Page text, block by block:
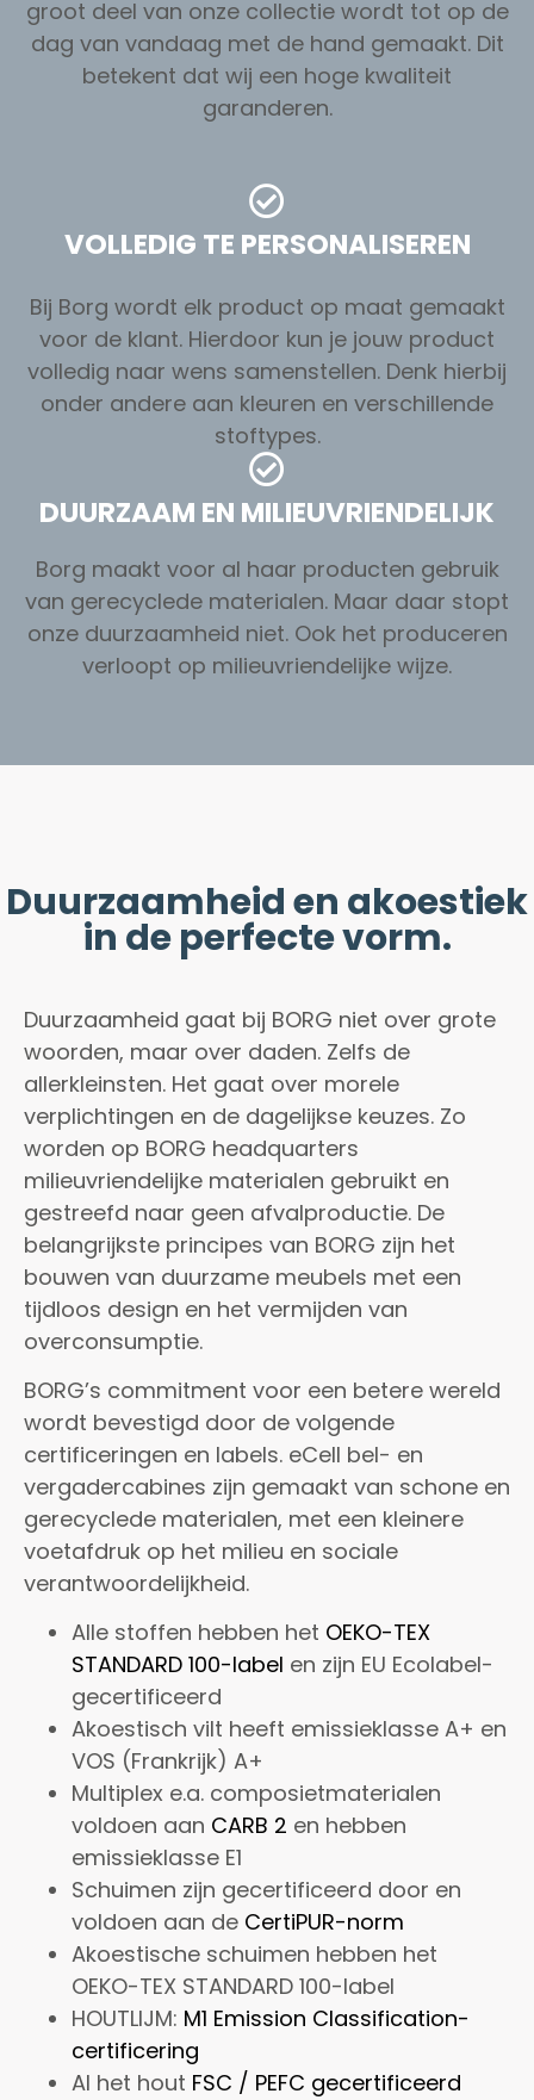
groot deel van onze collectie wordt tot op de
dag van vandaag met de hand gemaakt. Dit
betekent dat wij een hoge kwaliteit
garanderen.
VOLLEDIG TE PERSONALISEREN
Bij Borg wordt elk product op maat gemaakt
voor de klant. Hierdoor kun je jouw product
volledig naar wens samenstellen. Denk hierbij
onder andere aan kleuren en verschillende
stoftypes.
DUURZAAM EN MILIEUVRIENDELIJK
Borg maakt voor al haar producten gebruik
van gerecyclede materialen. Maar daar stopt
onze duurzaamheid niet. Ook het produceren
verloopt op milieuvriendelijke wijze.
Duurzaamheid en akoestiek
in de perfecte vorm.
Duurzaamheid gaat bij BORG niet over grote
woorden, maar over daden. Zelfs de
allerkleinsten. Het gaat over morele
verplichtingen en de dagelijkse keuzes. Zo
worden op BORG headquarters
milieuvriendelijke materialen gebruikt en
gestreefd naar geen afvalproductie. De
belangrijkste principes van BORG zijn het
bouwen van duurzame meubels met een
tijdloos design en het vermijden van
overconsumptie.
BORG’s commitment voor een betere wereld
wordt bevestigd door de volgende
certificeringen en labels. eCell bel- en
vergadercabines zijn gemaakt van schone en
gerecyclede materialen, met een kleinere
voetafdruk op het milieu en sociale
verantwoordelijkheid.
Alle stoffen hebben het OEKO-TEX
STANDARD 100-label en zijn EU Ecolabel-
gecertificeerd
Akoestisch vilt heeft emissieklasse A+ en
VOS (Frankrijk) A+
Multiplex e.a. composietmaterialen
voldoen aan CARB 2 en hebben
emissieklasse E1
Schuimen zijn gecertificeerd door en
voldoen aan de CertiPUR-norm
Akoestische schuimen hebben het
OEKO-TEX STANDARD 100-label
HOUTLIJM: M1 Emission Classification-
certificering
Al het hout FSC / PEFC gecertificeerd